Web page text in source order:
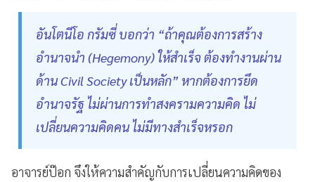
อันโตนีโอ กรัมซี่ บอกว่า “ถ้าคุณต้องการสร้าง
อำนาจนำ (Hegemony) ให้สำเร็จ ต้องทำงานผ่าน
ด้าน Civil Society เป็นหลัก” หากต้องการยึด
อำนาจรัฐ ไม่ผ่านการทำสงครามความคิด ไม่
เปลี่ยนความคิดคน ไม่มีทางสำเร็จหรอก
อาจารย์ป๊อก จึงให้ความสำคัญกับการเปลี่ยนความคิดของ